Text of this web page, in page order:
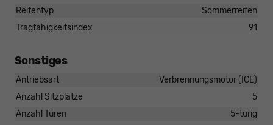
Reifentyp
Sommerreifen
Tragfähigkeitsindex
91
Sonstiges
Antriebsart
Verbrennungsmotor (ICE)
Anzahl Sitzplätze
5
Anzahl Türen
5-türig